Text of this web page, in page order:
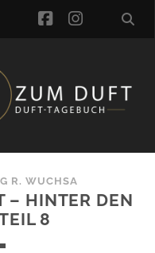
facebook
R. WUCHSA
– HINTER DEN
8